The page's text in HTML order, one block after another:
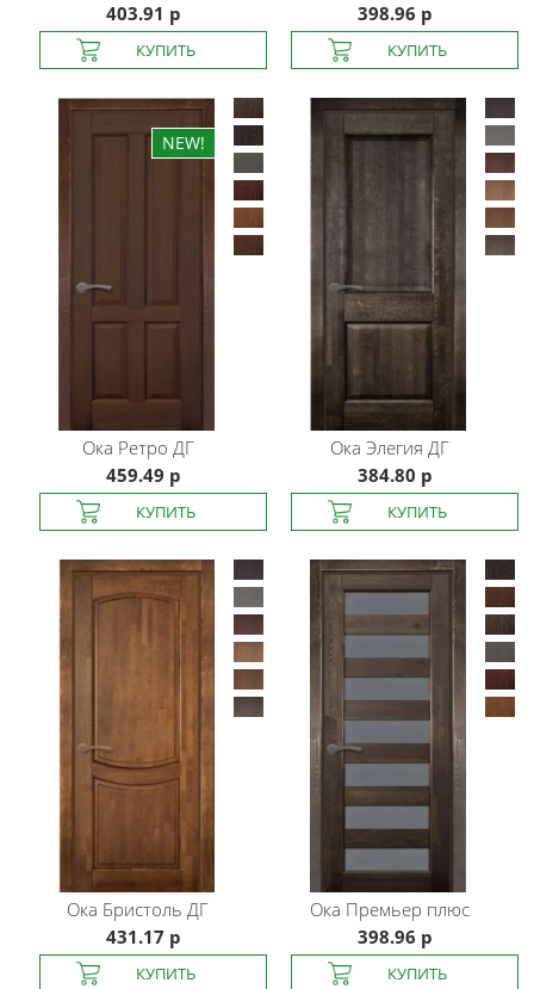
403.91 р
398.96 р
Ока Ретро ДГ
459.49 р
Ока Элегия ДГ
384.80 р
Ока Бристоль ДГ
431.17 р
Ока Премьер плюс
398.96 р